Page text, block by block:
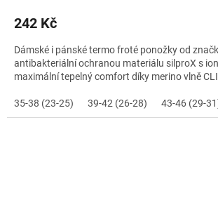
242 Kč
Dámské i pánské termo froté ponožky od
antibakteriální ochranou materiálu silproX s
maximální tepelný comfort díky merino vlně
35-38 (23-25) 39-42 (26-28) 43-46 (29-